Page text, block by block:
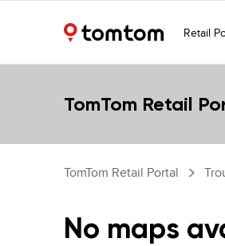
Retail
TomTom Retail
TomTom Retail Portal
No maps